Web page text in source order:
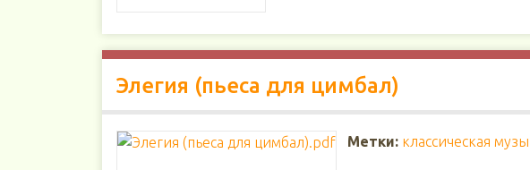
Элегия (пьеса для цимбал)
Метки: классическая